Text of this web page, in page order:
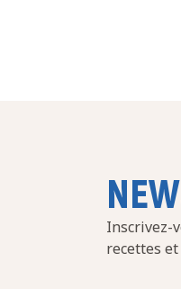
Inscrivez-
recettes